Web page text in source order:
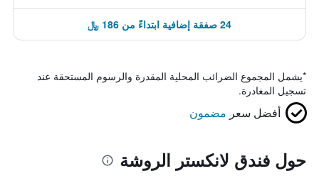
24 صفقة إضافية ابتداءً من 186 ﷼
*يشمل المجموع الضرائب المحلية المقدرة والرسوم المستحقة عند
تسجيل المغادرة.
أفضل سعر مضمون
حول فندق لانكستر الروشة